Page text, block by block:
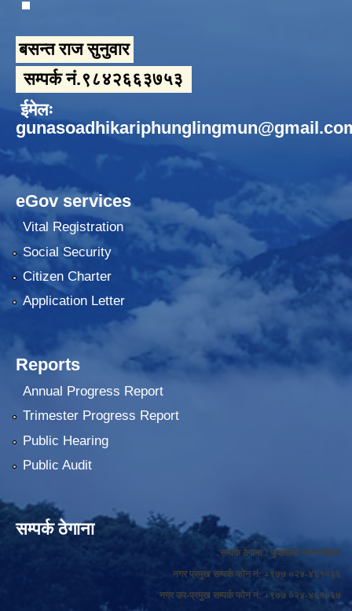
बसन्त राज सुनुवार
सम्पर्क नं.९८४२६६३७५३
ईमेलः
eGov services
Vital Registration
Social Security
Citizen Charter
Application Letter
Reports
Annual Progress Report
Trimester Progress Report
Public Hearing
Public Audit
सम्पर्क ठेगाना
सम्पर्क ठेगाना : फुङलिङ नगरपालिका
नगर प्रमुख सम्पर्क फोन नं: +९७७ ०२४-४६१०६६
नगर उप-प्रमुख सम्पर्क फोन नं: +९७७ ०२४-४६१०६७